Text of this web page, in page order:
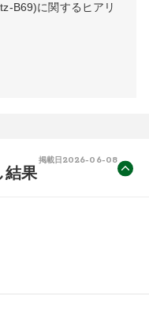
B69)に関するヒアリ
掲載日 2026-06-08
結果